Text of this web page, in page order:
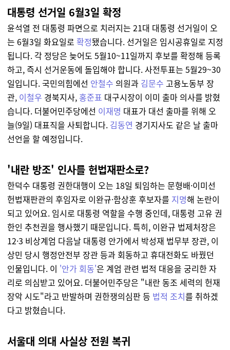
대통령 선거일 6월3일 확정
윤석열 전 대통령 파면으로 치러지는 21대 대통령 선거일이 오
는 6월3일 화요일로 확정됐습니다. 선거일은 임시공휴일로 지정
됩니다. 각 정당은 늦어도 5월10~11일까지 후보를 확정해 등록
하고, 즉시 선거운동에 돌입해야 합니다. 사전투표는 5월29~30
일입니다. 국민의힘에선 안철수 의원과 김문수 고용노동부 장
관, 이철우 경북지사,홍준표 대구시장이 이미 출마 의사를 밝혔
습니다. 더불어민주당에선 이재명 대표가 대선 출마를 위해 오
늘(9일) 대표직을 사퇴합니다. 김동연 경기지사도 같은 날 출마
선언을 할 예정입니다.
'내란 방조' 인사를 헌법재판소로?
한덕수 대통령 권한대행이 오는 18일 퇴임하는 문형배·이미선
헌법재판관의 후임자로 이완규·함상훈 후보자를 지명해 논란이
되고 있어요. 임시로 대통령 역할을 수행 중인데, 대통령 고유 권
한인 추천권을 행사했기 때문입니다. 특히, 이완규 법제처장은
12·3 비상계엄 다음날 대통령 안가에서 박성재 법무부 장관, 이
상민 당시 행정안전부 장관 등과 회동하고 휴대전화도 바꿨던
인물입니다. 이 '안가 회동'은 계엄 관련 법적 대응을 궁리한 자
리로 의심받고 있어요. 더불어민주당은 "내란 동조 세력의 헌재
장악 시도"라고 반발하며 권한쟁의심판 등 법적 조치를 취하겠
다고 밝혔습니다.
서울대 의대 사실상 전원 복귀